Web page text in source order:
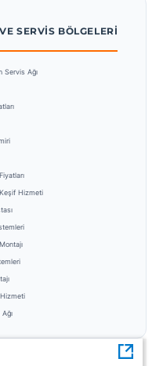
SERVIS BÖLGELERI
Servis Ağı
Hizmeti